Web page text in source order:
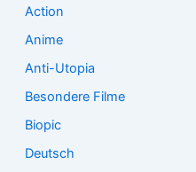
Action
Anime
Anti-Utopia
Besondere Filme
Biopic
Deutsch